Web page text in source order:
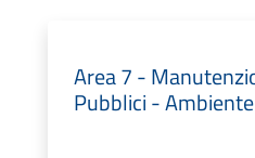
Area 7 -
Pubblici -